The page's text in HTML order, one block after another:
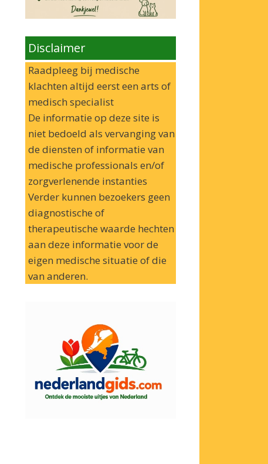
Disclaimer
Raadpleeg bij medische
klachten altijd eerst een arts of
medisch specialist
De informatie op deze site is
niet bedoeld als vervanging van
de diensten of informatie van
medische professionals en/of
zorgverlenende instanties
Verder kunnen bezoekers geen
diagnostische of
therapeutische waarde hechten
aan deze informatie voor de
eigen medische situatie of die
van anderen.